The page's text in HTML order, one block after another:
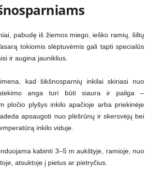
pabudę iš žiemos miego, ieško ramių, šiltų
tokiomis slėptuvėmis gali tapti specialūs
ir augina jauniklius.
kad šikšnosparnių inkilai skiriasi nuo
anga turi būti siaura ir pailga –
pločio plyšys inkilo apačioje arba priekinėje
apsaugoti nuo plėšrūnų ir skersvėjų bei
inkilo viduje.
kabinti 3–5 m aukštyje, ramioje, nuo
atsuktoje į pietus ar pietryčius.